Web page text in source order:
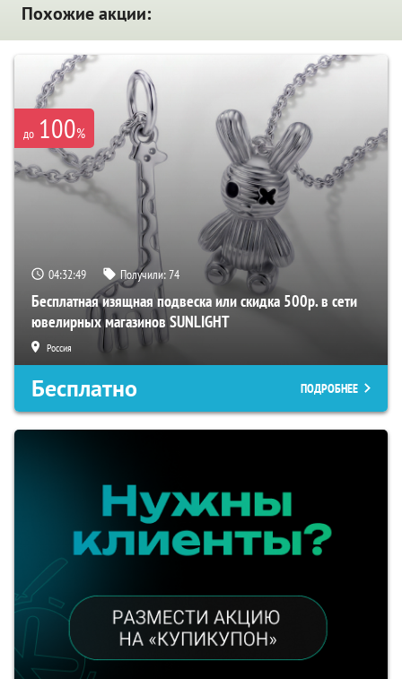
Похожие акции:
до 100%
04:32:48 Получили:74
Бесплатная изящная подвеска или скидка 500р. в сети
ювелирных магазинов SUNLIGHT
Россия
Бесплатно ПОДРОБНЕЕ